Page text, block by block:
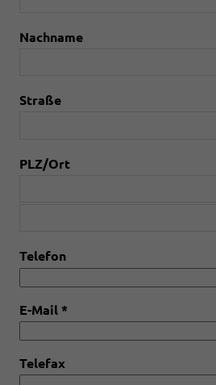
Nachname
Straße
PLZ/Ort
Telefon
E-Mail *
Telefax